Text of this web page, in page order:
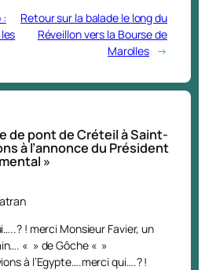
:
Retour sur la balade le long du
Réveillon vers la Bourse de
Marolles →
de pont de Créteil à Saint-
à l’annonce du Président
»
! merci Monsieur Favier, un
« » de Gôche « »
à l’Egypte….merci qui….? !